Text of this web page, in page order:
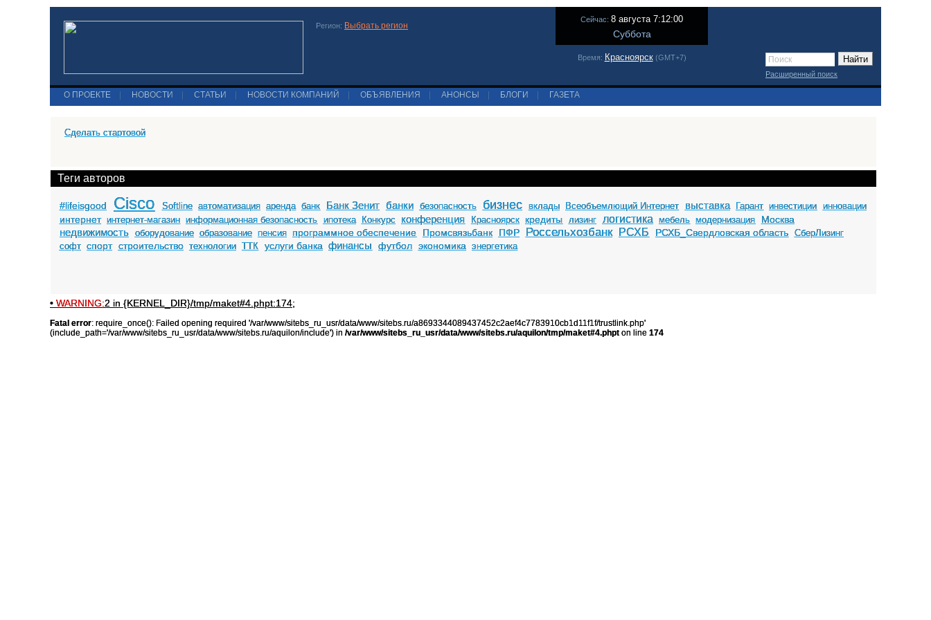
Регион: Выбрать регион
Сейчас: 8 августа 7:12:00
Суббота
Время: Красноярск(GMT+7)
Расширенный поиск
О ПРОЕКТЕ НОВОСТИ СТАТЬИ НОВОСТИ КОМПАНИЙ ОБЪЯВЛЕНИЯ АНОНСЫ БЛОГИ ГАЗЕТА
Сделать стартовой
Теги авторов
#lifeisgood Cisco Softline автоматизация аренда банк Банк Зенит банки безопасность бизнес вклады Всеобъемлющий Интернет выставка Гарант инвестиции инновации
интернет интернет-магазин информационная безопасность ипотека Конкурс конференция Красноярск кредиты лизинг логистика мебель модернизация Москва
недвижимость оборудование образование пенсия программное обеспечение Промсвязьбанк ПФР Россельхозбанк РСХБ РСХБ_Свердловская область СберЛизинг
софт спорт строительство технологии ТТК услуги банка финансы футбол экономика энергетика
• WARNING:2 in {KERNEL_DIR}/tmp/maket#4.phpt:174;
Fatal error: require_once(): Failed opening required '/var/www/sitebs_ru_usr/data/www/sitebs.ru/a8693344089437452c2aef4c7783910cb1d11f1f/trustlink.php'
(include_path='/var/www/sitebs_ru_usr/data/www/sitebs.ru/aquilon/include') in /var/www/sitebs_ru_usr/data/www/sitebs.ru/aquilon/tmp/maket#4.phpt on line 174